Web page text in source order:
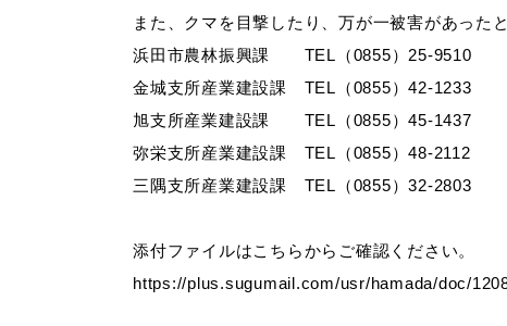
出会い・結婚 引っ越し・住まい
高齢者・介護 おくやみ
また、クマを目撃したり、万が一被害があった
浜田市農林振興課 TEL（0855）25-9510
金城支所産業建設課 TEL（0855）42-1233
旭支所産業建設課 TEL（0855）45-1437
弥栄支所産業建設課 TEL（0855）48-2112
三隅支所産業建設課 TEL（0855）32-2803
添付ファイルはこちらからご確認ください。
https://plus.sugumail.com/usr/hamada/doc/